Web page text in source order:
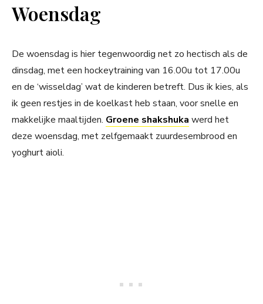
Woensdag
De woensdag is hier tegenwoordig net zo hectisch als de
dinsdag, met een hockeytraining van 16.00u tot 17.00u
en de ‘wisseldag’ wat de kinderen betreft. Dus ik kies, als
ik geen restjes in de koelkast heb staan, voor snelle en
makkelijke maaltijden. Groene shakshuka werd het
deze woensdag, met zelfgemaakt zuurdesembrood en
yoghurt aioli.